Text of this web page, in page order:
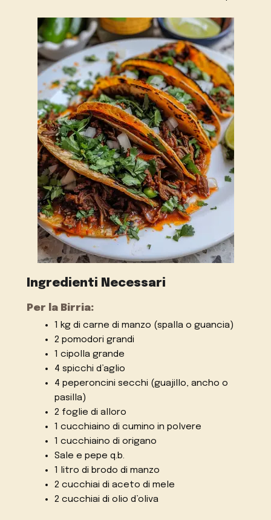
Ingredienti Necessari
Per la Birria:
1 kg di carne di manzo (spalla o guancia)
2 pomodori grandi
1 cipolla grande
4 spicchi d’aglio
4 peperoncini secchi (guajillo, ancho o
pasilla)
2 foglie di alloro
1 cucchiaino di cumino in polvere
1 cucchiaino di origano
Sale e pepe q.b.
1 litro di brodo di manzo
2 cucchiai di aceto di mele
2 cucchiai di olio d’oliva